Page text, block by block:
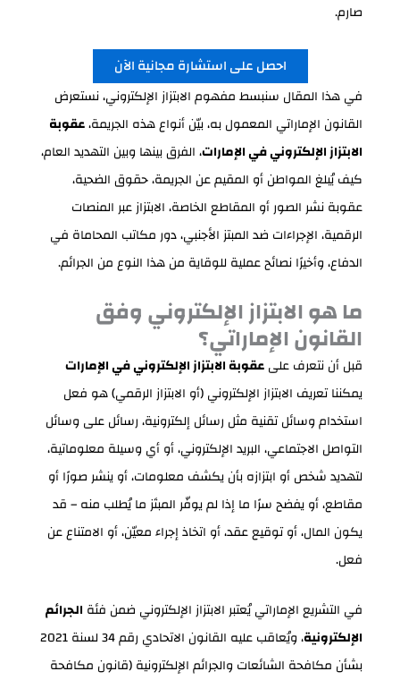
صارم.
احصل على استشارة مجانية الآن
في هذا المقال سنبسط مفهوم الابتزاز الإلكتروني، نستعرض
القانون الإماراتي المعمول به، بيّن أنواع هذه الجريمة،عقوبة
الابتزاز الإلكتروني في الإمارات، الفرق بينها وبين التهديد العام،
كيف يُبلغ المواطن أو المقيم عن الجريمة، حقوق الضحية،
عقوبة نشر الصور أو المقاطع الخاصة، الابتزاز عبر المنصات
الرقمية، الإجراءات ضد المبتز الأجنبي، دور مكاتب المحاماة في
الدفاع، وأخيرًا نصائح عملية للوقاية من هذا النوع من الجرائم.
ما هو الابتزاز الإلكتروني وفق
القانون الإماراتي؟
قبل أن نتعرف علىعقوبة الابتزاز الإلكتروني في الإمارات
يمكننا تعريف الابتزاز الإلكتروني (أو الابتزاز الرقمي) هو فعل
استخدام وسائل تقنية مثل رسائل إلكترونية، رسائل على وسائل
التواصل الاجتماعي، البريد الإلكتروني، أو أي وسيلة معلوماتية،
لتهديد شخص أو ابتزازه بأن يكشف معلومات، أو ينشر صورًا أو
مقاطع، أو يفضح سرًا ما إذا لم يوفّر المبتَز ما يُطلب منه – قد
يكون المال، أو توقيع عقد، أو اتخاذ إجراء معيّن، أو الامتناع عن
فعل.
في التشريع الإماراتي يُعتبر الابتزاز الإلكتروني ضمن فئة الجرائم
الإلكترونية
، ويُعاقب عليه القانون الاتحادي رقم 34 لسنة 2021
بشأن مكافحة الشائعات والجرائم الإلكترونية (قانون مكافحة